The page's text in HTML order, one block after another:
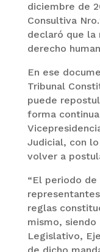
diciembre de
Consultiva
declaró que la
derecho
En ese
Tribunal
puede
forma
Judicial, con
volver a
“El periodo
reglas
mismo, siendo
Legislativo,